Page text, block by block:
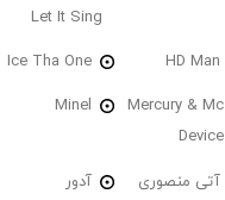
Let It Sing
HD Man
Ice Tha One
Mercury & Mc
Device
Minel
آتی منصوری آدور